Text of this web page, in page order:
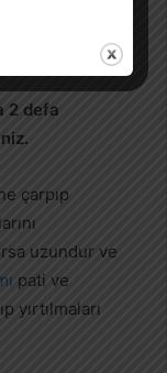
temizleme
2 defa
çarpıp
uzundur ve
pati ve
yırtılmaları